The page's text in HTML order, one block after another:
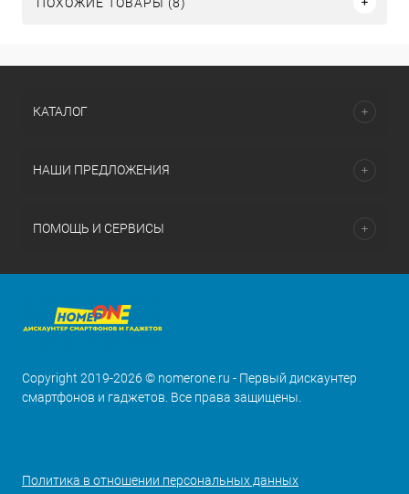
КАТАЛОГ
НАШИ ПРЕДЛОЖЕНИЯ
ПОМОЩЬ И СЕРВИСЫ
Copyright 2019-2026 © nomerone.ru - Первый дискаунтер
смартфонов и гаджетов. Все права защищены.
Политика в отношении персональных данных